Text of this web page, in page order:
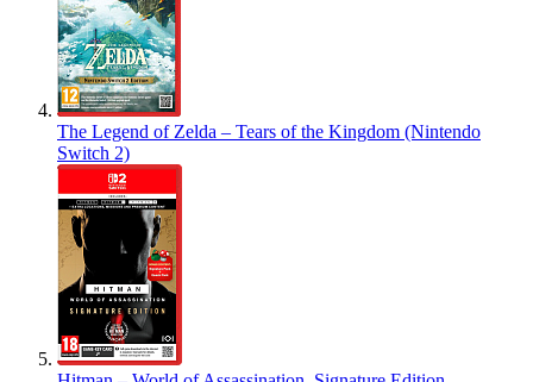
The Legend of Zelda – Tears of the Kingdom (Nintendo
Switch 2)